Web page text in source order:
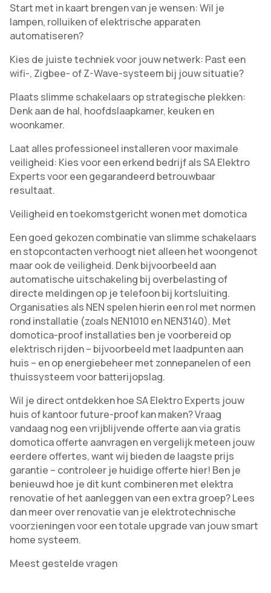
Start met in kaart brengen van je wensen: Wil je
lampen, rolluiken of elektrische apparaten
automatiseren?
Kies de juiste techniek voor jouw netwerk: Past een
wifi-, Zigbee- of Z-Wave-systeem bij jouw situatie?
Plaats slimme schakelaars op strategische plekken:
Denk aan de hal, hoofdslaapkamer, keuken en
woonkamer.
Laat alles professioneel installeren voor maximale
veiligheid: Kies voor een erkend bedrijf als SA Elektro
Experts voor een gegarandeerd betrouwbaar
resultaat.
Veiligheid en toekomstgericht wonen met domotica
Een goed gekozen combinatie van slimme schakelaars
en stopcontacten verhoogt niet alleen het woongenot
maar ook de veiligheid. Denk bijvoorbeeld aan
automatische uitschakeling bij overbelasting of
directe meldingen op je telefoon bij kortsluiting.
Organisaties als NEN spelen hierin een rol met normen
rond installatie (zoals NEN1010 en NEN3140). Met
domotica-proof installaties ben je voorbereid op
elektrisch rijden – bijvoorbeeld met laadpunten aan
huis – en op energiebeheer met zonnepanelen of een
thuissysteem voor batterijopslag.
Wil je direct ontdekken hoe SA Elektro Experts jouw
huis of kantoor future-proof kan maken? Vraag
vandaag nog een vrijblijvende offerte aan via gratis
domotica offerte aanvragen en vergelijk meteen jouw
eerdere offertes, want wij bieden de laagste prijs
garantie – controleer je huidige offerte hier! Ben je
benieuwd hoe je dit kunt combineren met elektra
renovatie of het aanleggen van een extra groep? Lees
dan meer over renovatie van je elektrotechnische
voorzieningen voor een totale upgrade van jouw smart
home systeem.
Meest gestelde vragen